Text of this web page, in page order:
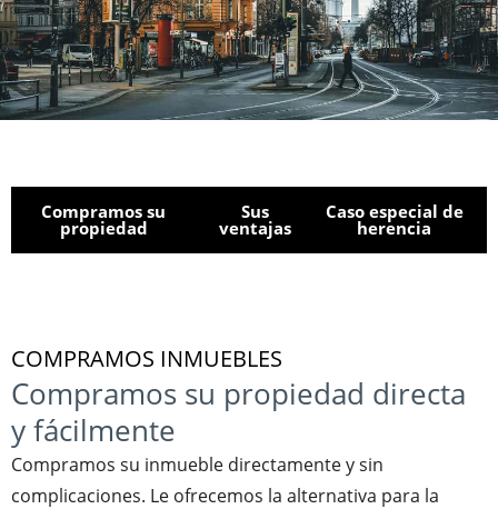
Compramos su
propiedad
Sus
ventajas
Caso especial de
herencia
COMPRAMOS INMUEBLES
Compramos su propiedad directa
y fácilmente
Compramos su inmueble directamente y sin
complicaciones. Le ofrecemos la alternativa para la